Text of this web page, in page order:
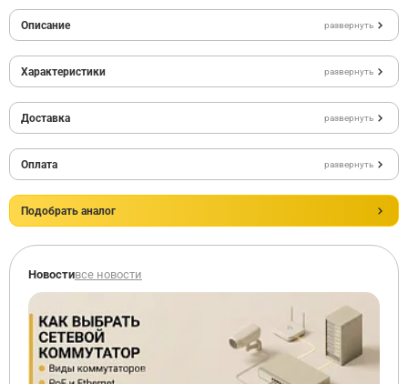
Описание развернуть
Характеристики развернуть
Доставка развернуть
Оплата развернуть
Подобрать аналог
Новостивсе новости